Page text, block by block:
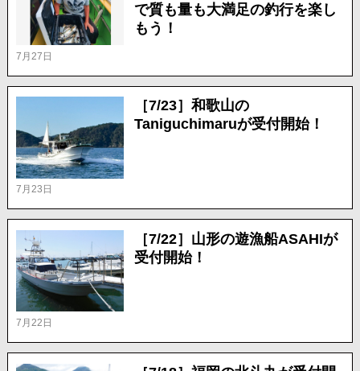
7月27日
で質も量も大満足の釣行を楽し
もう！
7月23日
［7/23］和歌山の
Taniguchimaruが受付開始！
7月22日
［7/22］山形の遊漁船ASAHIが
受付開始！